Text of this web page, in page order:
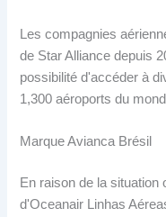
Les compagnies
de Star Alliance depuis
possibilité d'accéder à
1,300 aéroports du
Marque Avianca Brésil
En raison de la situation
d'Oceanair Linhas